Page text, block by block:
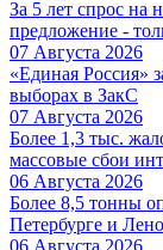
За 5 лет спрос на
предложение -
07 Августа 2026
«Единая Россия»
выборах в ЗакС
07 Августа 2026
Более 1,3 тыс.
массовые сбои
06 Августа 2026
Более 8,5 тонны
Петербурге и